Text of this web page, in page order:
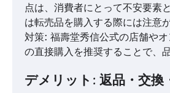
点は、消費者にとって不安要素
は転売品を購入する際には注意
対策: 福壽堂秀信公式の店舗や
の直接購入を推奨することで、
デメリット: 返品・交換